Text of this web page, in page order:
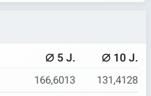
⌀ 5 J. ⌀ 10 J.
166,6013
131,4128